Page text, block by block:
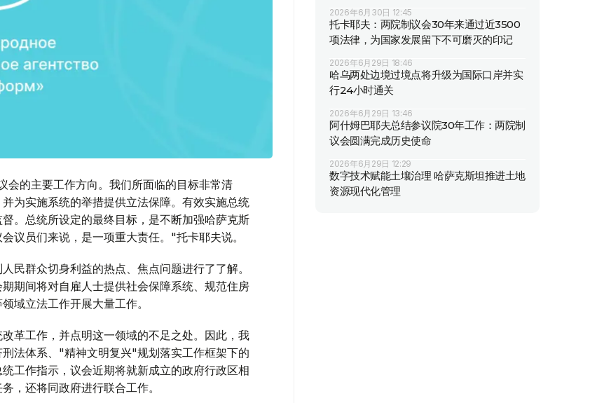
会的主要工作方向。我们所面临的目标非常清
为实施系统的举措提供立法保障。有效实施总统
。总统所设定的最终目标，是不断加强哈萨克斯
议员们来说，是一项重大责任。"托卡耶夫说。
民群众切身利益的热点、焦点问题进行了了解。
期间将对自雇人士提供社会保障系统、规范住房
域立法工作开展大量工作。
革工作，并点明这一领域的不足之处。因此，我
法体系、"精神文明复兴"规划落实工作框架下的
工作指示，议会近期将就新成立的政府行政区相
，还将同政府进行联合工作。
2026年6月30日 12:45
托卡耶夫：两院制议会30年来通过近3500
项法律，为国家发展留下不可磨灭的印记
2026年6月29日 18:46
哈乌两处边境过境点将升级为国际口岸并实
行24小时通关
2026年6月29日 13:46
阿什姆巴耶夫总结参议院30年工作：两院制
议会圆满完成历史使命
2026年6月29日 12:29
数字技术赋能土壤治理 哈萨克斯坦推进土地
资源现代化管理